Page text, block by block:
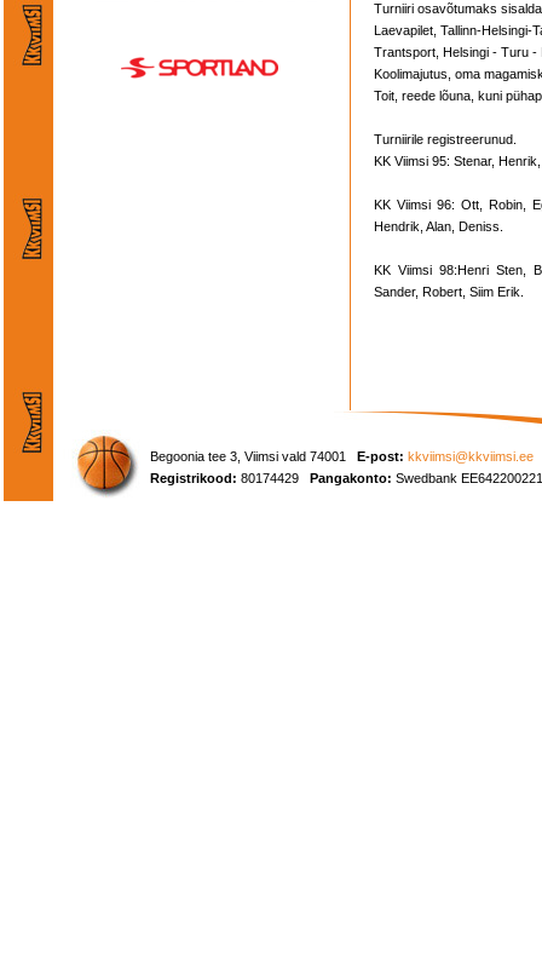
Turniiri osavõtumaks
Laevapilet, Tallinn-Helsingi-
Trantsport, Helsingi - Turu -
Koolimajutus, oma
Toit, reede lõuna, kuni
Turniirile registreerunud.
KK Viimsi 95: Stenar,
KK Viimsi 96: Ott, Robin,
Hendrik, Alan, Deniss.
KK Viimsi 98:Henri Sten,
Sander, Robert, Siim Erik.
Begoonia tee 3, Viimsi vald 74001 E-post: kkviimsi@kkviimsi.ee
Registrikood: 80174429 Pangakonto: Swedbank